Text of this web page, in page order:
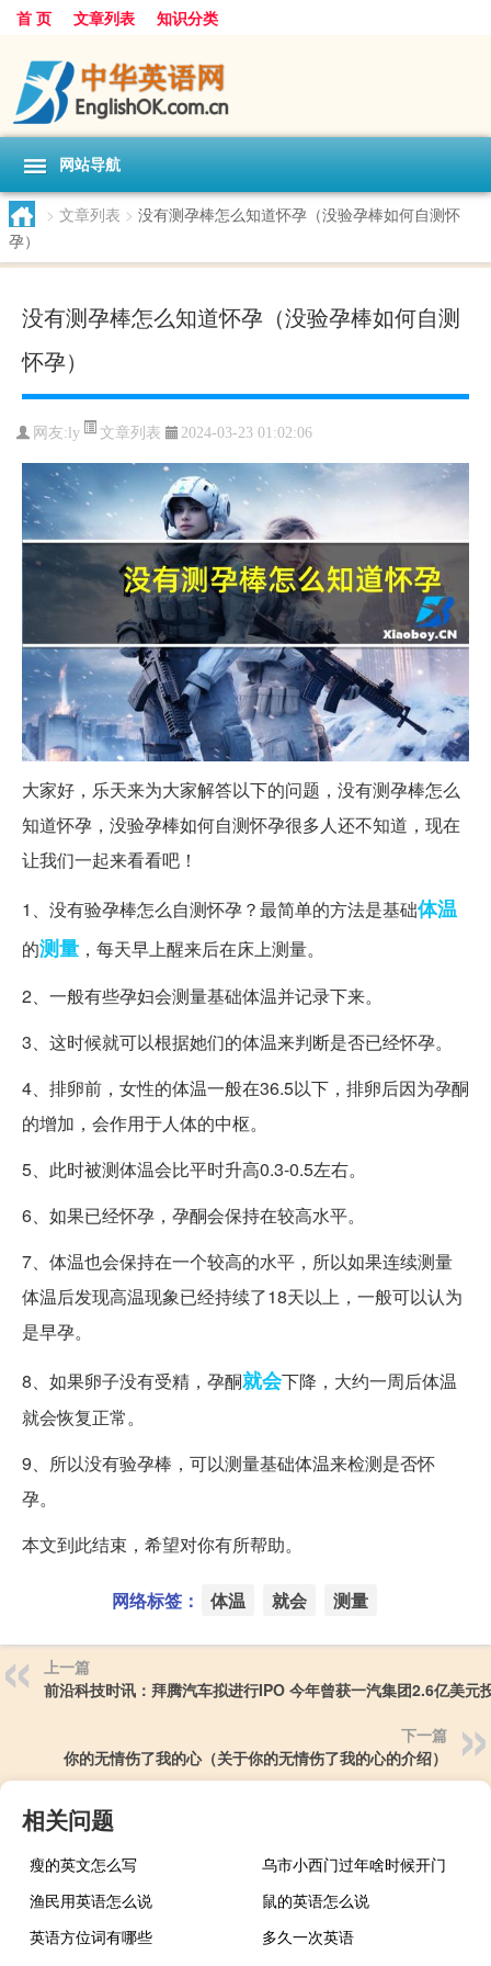
首 页 文章列表 知识分类
网站导航
> 文章列表 > 没有测孕棒怎么知道怀孕（没验孕棒如何自测怀
孕）
没有测孕棒怎么知道怀孕（没验孕棒如何自测
怀孕）
网友: ly 文章列表 2024-03-23 01:02:06
大家好，乐天来为大家解答以下的问题，没有测孕棒怎么
知道怀孕，没验孕棒如何自测怀孕很多人还不知道，现在
让我们一起来看看吧！
1、没有验孕棒怎么自测怀孕？最简单的方法是基础体温
的测量 ，每天早上醒来后在床上测量。
2、一般有些孕妇会测量基础体温并记录下来。
3、这时候就可以根据她们的体温来判断是否已经怀孕。
4、排卵前，女性的体温一般在36.5以下，排卵后因为孕酮
的增加，会作用于人体的中枢。
5、此时被测体温会比平时升高0.3-0.5左右。
6、如果已经怀孕，孕酮会保持在较高水平。
7、体温也会保持在一个较高的水平，所以如果连续测量
体温后发现高温现象已经持续了18天以上，一般可以认为
是早孕。
8、如果卵子没有受精，孕酮就会下降，大约一周后体温
就会恢复正常。
9、所以没有验孕棒，可以测量基础体温来检测是否怀
孕。
本文到此结束，希望对你有所帮助。
网络标签： 体温 就会 测量
上一篇
前沿科技时讯：拜腾汽车拟进行IPO 今年曾获一汽集团2.6亿美元
下一篇
你的无情伤了我的心（关于你的无情伤了我的心的介绍）
相关问题
瘦的英文怎么写
乌市小西门过年啥时候开门
渔民用英语怎么说
鼠的英语怎么说
英语方位词有哪些
多久一次英语